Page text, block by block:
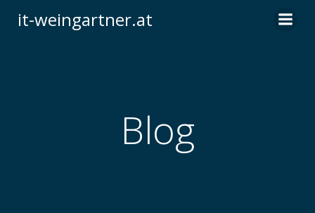
it-weingartner.at
Blog